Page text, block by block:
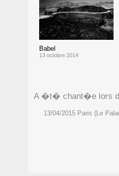
Babel
13 octobre 2014
A �t� chant�e lors
13/04/2015 Paris (Le